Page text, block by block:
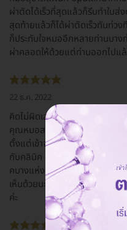
ผ่าตัดได้เร็วที่สุดแล้วก็รีบทำใบส่
สุดท้ายแล้วก็ได้ผ่าตัดเร็วทันท่ว
ก็ประทับใจหมออีกหลายท่านบา
ผ่าคลอดให้ด้วยแต่ท่านออกไปแ
22 ธ.ค. 2022
คิดไม่ผิดเลย ที่ศัลยกรรมที่นี่ เรา
คุณหมอสานิจ รอนานหน่อยตอ
ตั้งแต่เข้าจนออก ไม่มีเหวี่ยง วีน
กับคลินิค เราไว้ใจที่นี่ เพราะแ
คบางแห่งที่มีคนแนะนำให้เราทำ
เห็นด้วยนะ แต่เราเชื่อใจยันฮีค่
ค่ะ